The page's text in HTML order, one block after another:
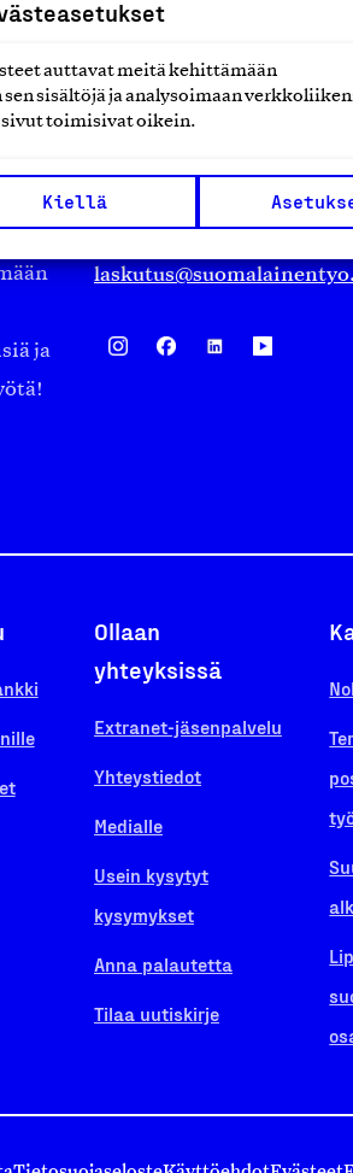
auttavat meitä kehittämään
sisältöjä ja analysoimaan
toimisivat oikein.
Kiellä
ja
Suomalainen työ ry
Eteläranta 14,
Finland
Ollaan
yhteyksissä
Extranet-jäsenpalvelu
Yhteystiedot
Medialle
Usein kysytyt
kysymykset
Anna palautetta
Tilaa uutiskirje